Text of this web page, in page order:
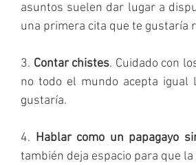
asuntos suelen dar lugar a
una primera cita que te gustaría
3. Contar chistes. Cuidado con
no todo el mundo acepta
gustaría.
4. Hablar como un papagayo
también deja espacio para que